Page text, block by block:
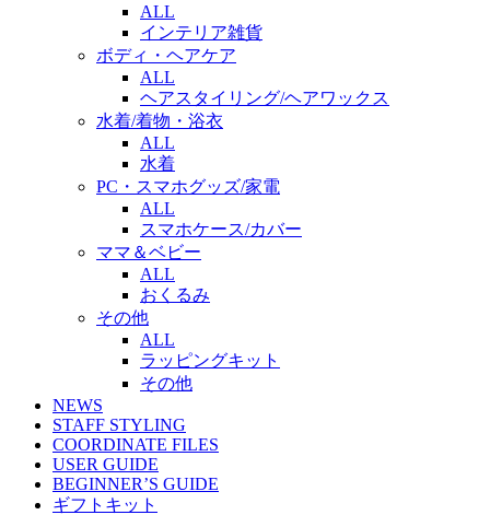
ALL
インテリア雑貨
ボディ・ヘアケア
ALL
ヘアスタイリング/ヘアワックス
水着/着物・浴衣
ALL
水着
PC・スマホグッズ/家電
ALL
スマホケース/カバー
ママ＆ベビー
ALL
おくるみ
その他
ALL
ラッピングキット
その他
NEWS
STAFF STYLING
COORDINATE FILES
USER GUIDE
BEGINNER’S GUIDE
ギフトキット